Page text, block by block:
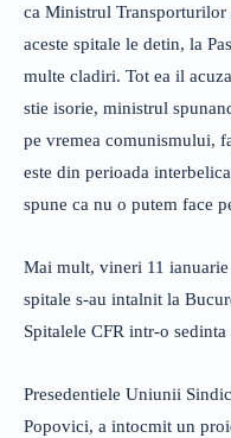
ca Ministrul Transporturilor
aceste spitale le detin, la
multe cladiri. Tot ea il
stie isorie, ministrul
pe vremea comunismului,
este din perioada
spune ca nu o putem face
Mai mult, vineri 11
spitale s-au intalnit la
Spitalele CFR intr-o
Presedentiele Uniunii
Popovici, a intocmit un